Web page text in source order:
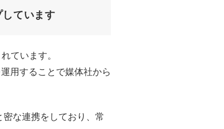
ています
ています。
用することで媒体社から
な連携をしており、常